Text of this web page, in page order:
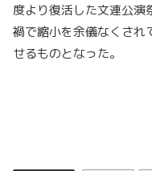
度より復活した文連公演
禍で縮小を余儀なくされ
せるものとなった。